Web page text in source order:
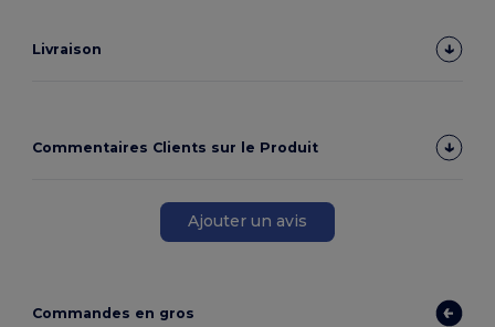
Livraison
Commentaires Clients sur le Produit
Ajouter un avis
Commandes en gros